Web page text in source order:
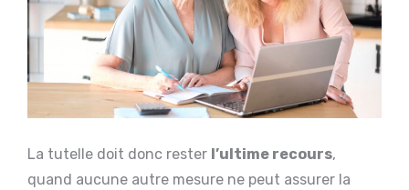
La tutelle doit donc rester l’ultime recours,
quand aucune autre mesure ne peut assurer la